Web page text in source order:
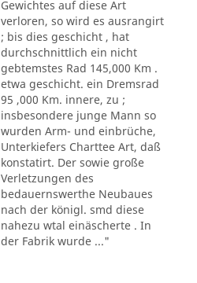
Gewichtes auf diese Art
verloren, so wird es ausrangirt
; bis dies geschicht , hat
durchschnittlich ein nicht
gebtemstes Rad 145,000 Km .
etwa geschicht. ein Dremsrad
95 ,000 Km. innere, zu ;
insbesondere junge Mann so
wurden Arm- und einbrüche,
Unterkiefers Charttee Art, daß
konstatirt. Der sowie große
Verletzungen des
bedauernswerthe Neubaues
nach der königl. smd diese
nahezu wtal einäscherte . In
der Fabrik wurde ..."